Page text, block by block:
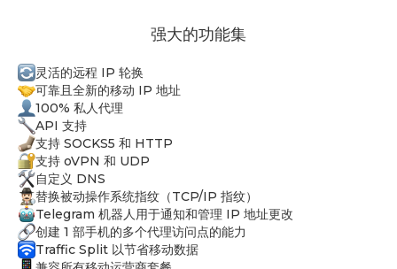
强大的功能集
灵活的远程 IP 轮换
可靠且全新的移动 IP 地址
100% 私人代理
API 支持
支持 SOCKS5 和 HTTP
支持 oVPN 和 UDP
自定义 DNS
替换被动操作系统指纹（TCP/IP 指纹）
Telegram 机器人用于通知和管理 IP 地址更改
创建 1 部手机的多个代理访问点的能力
Traffic Split 以节省移动数据